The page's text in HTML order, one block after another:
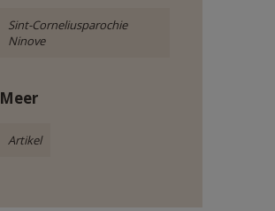
Sint-Corneliusparochie
Ninove
Meer
Artikel